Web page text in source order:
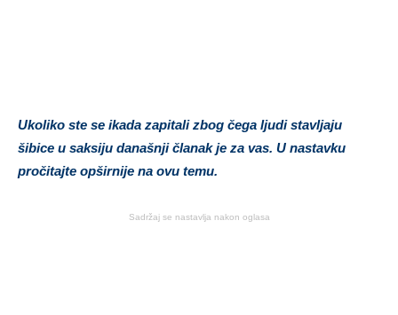
Ukoliko ste se ikada zapitali zbog čega ljudi stavljaju
šibice u saksiju današnji članak je za vas. U nastavku
pročitajte opširnije na ovu temu.
Sadržaj se nastavlja nakon oglasa